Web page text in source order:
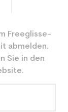
Freeglisse-
abmelden.
Sie in den